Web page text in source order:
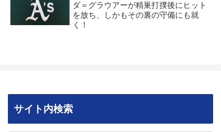
ダ＝グラウアーが精巣打撲後にヒット
を放ち、しかもその裏の守備にも就
く！
サイト内検索